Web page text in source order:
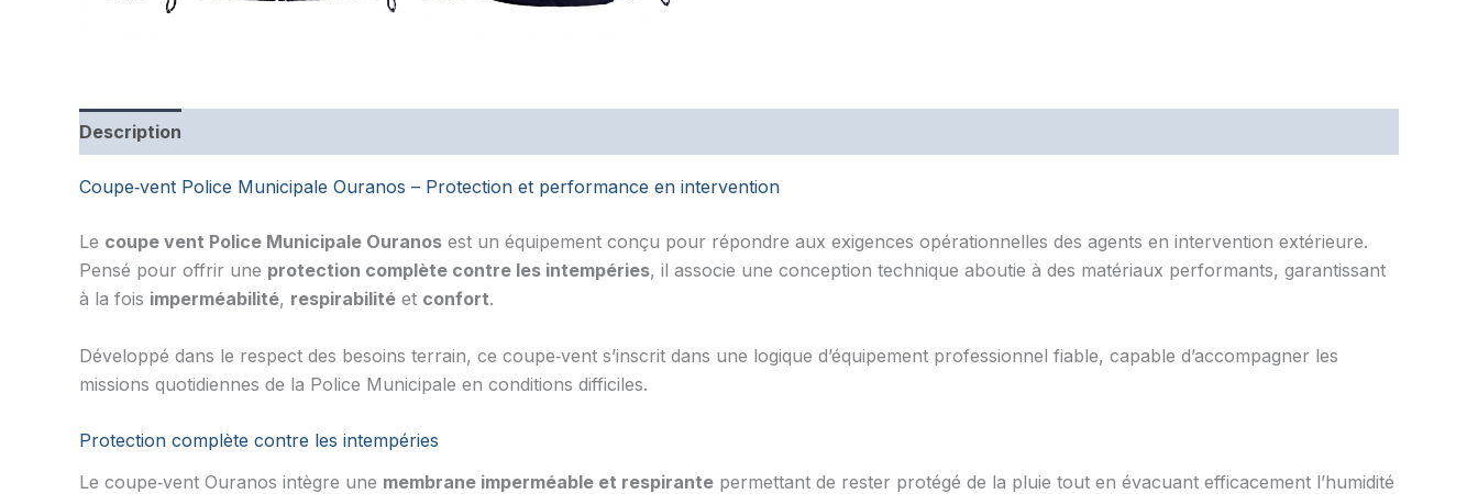
Description
Coupe‑vent Police Municipale Ouranos – Protection et performance en intervention
Le coupe vent Police Municipale Ouranos est un équipement conçu pour répondre aux exigences opérationnelles des agents en intervention extérieure.
Pensé pour offrir une protection complète contre les intempéries, il associe une conception technique aboutie à des matériaux performants, garantissant
à la fois imperméabilité, respirabilité et confort.
Développé dans le respect des besoins terrain, ce coupe‑vent s’inscrit dans une logique d’équipement professionnel fiable, capable d’accompagner les
missions quotidiennes de la Police Municipale en conditions difficiles.
Protection complète contre les intempéries
Le coupe‑vent Ouranos intègre une membrane imperméable et respirante permettant de rester protégé de la pluie tout en évacuant efficacement l’humidité